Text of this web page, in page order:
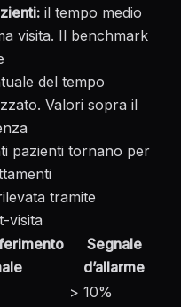
il tempo medio
visita. Il benchmark
del tempo
Valori sopra il
pazienti tornano per
tramite
visita
Segnale
d’allarme
> 10%